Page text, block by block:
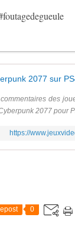
2077 sur
des
2077 pour
https://
0